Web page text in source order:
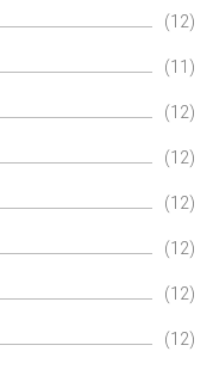
(12)
(11)
(12)
(12)
(12)
(12)
(12)
(12)